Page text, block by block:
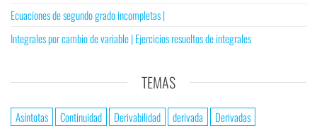
Ecuaciones de segundo grado incompletas |
Integrales por cambio de variable | Ejercicios resueltos de integrales
TEMAS
Asíntotas Continuidad Derivabilidad derivada
Derivadas